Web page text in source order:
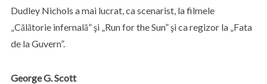
Dudley Nichols a mai lucrat, ca scenarist, la filmele
„Călătorie infernală” şi „Run for the Sun” şi ca regizor la „Fata
de la Guvern”.
George G. Scott